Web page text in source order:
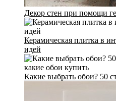
Декор стен при помощи
Керамическая плитка в
идей
Какие выбрать обои? 50